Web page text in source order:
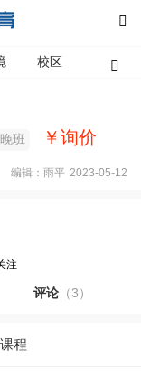
校区 资讯
班 ￥询价
2023-05-12
编辑：雨平
注
评论（3）
课程